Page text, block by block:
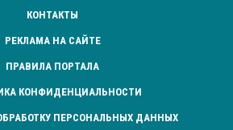
КОНТАКТЫ
РЕКЛАМА НА САЙТЕ
ПРАВИЛА ПОРТАЛА
КОНФИДЕНЦИАЛЬНОСТИ
ПЕРСОНАЛЬНЫХ ДАННЫХ